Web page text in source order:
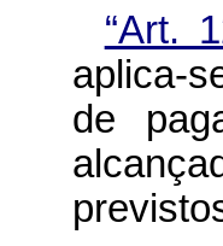
“Art.
aplica-
de